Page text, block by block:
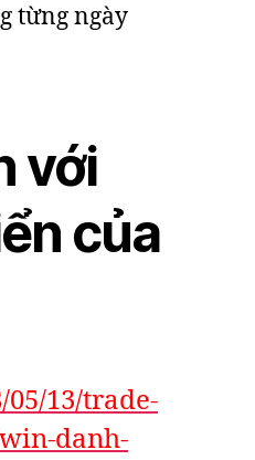
từng ngày
với
của
13/trade-
danh-